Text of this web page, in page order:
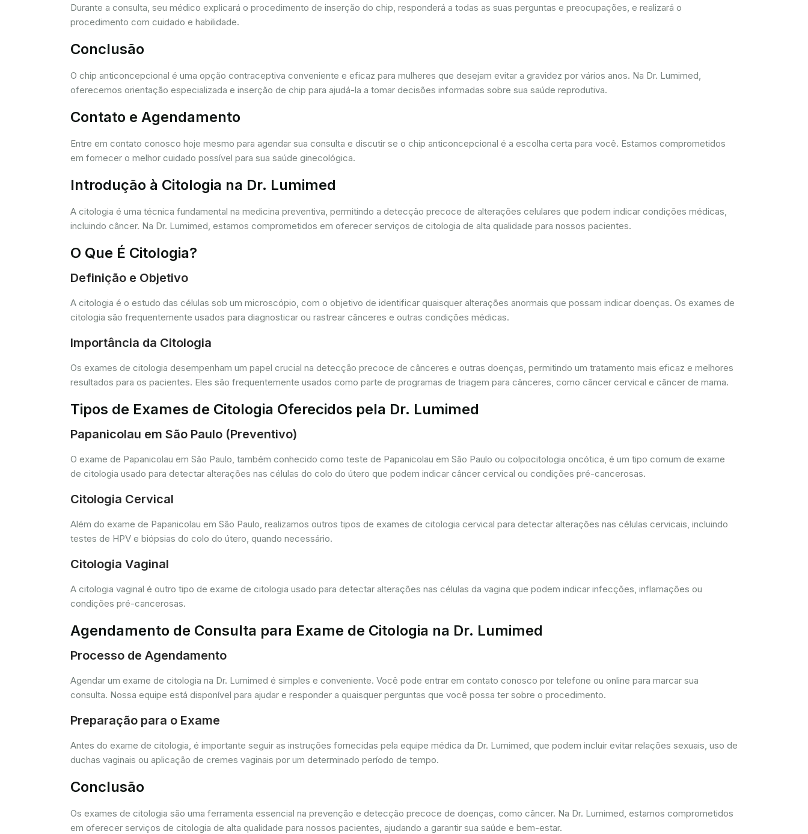
Durante a consulta, seu médico explicará o procedimento de inserção do chip, responderá a todas as suas perguntas e preocupações, e realizará o
procedimento com cuidado e habilidade.
Conclusão
O chip anticoncepcional é uma opção contraceptiva conveniente e eficaz para mulheres que desejam evitar a gravidez por vários anos. Na Dr. Lumimed,
oferecemos orientação especializada e inserção de chip para ajudá-la a tomar decisões informadas sobre sua saúde reprodutiva.
Contato e Agendamento
Entre em contato conosco hoje mesmo para agendar sua consulta e discutir se o chip anticoncepcional é a escolha certa para você. Estamos comprometidos
em fornecer o melhor cuidado possível para sua saúde ginecológica.
Introdução à Citologia na Dr. Lumimed
A citologia é uma técnica fundamental na medicina preventiva, permitindo a detecção precoce de alterações celulares que podem indicar condições médicas,
incluindo câncer. Na Dr. Lumimed, estamos comprometidos em oferecer serviços de citologia de alta qualidade para nossos pacientes.
O Que É Citologia?
Definição e Objetivo
A citologia é o estudo das células sob um microscópio, com o objetivo de identificar quaisquer alterações anormais que possam indicar doenças. Os exames de
citologia são frequentemente usados para diagnosticar ou rastrear cânceres e outras condições médicas.
Importância da Citologia
Os exames de citologia desempenham um papel crucial na detecção precoce de cânceres e outras doenças, permitindo um tratamento mais eficaz e melhores
resultados para os pacientes. Eles são frequentemente usados como parte de programas de triagem para cânceres, como câncer cervical e câncer de mama.
Tipos de Exames de Citologia Oferecidos pela Dr. Lumimed
Papanicolau em São Paulo (Preventivo)
O exame de Papanicolau em São Paulo, também conhecido como teste de Papanicolau em São Paulo ou colpocitologia oncótica, é um tipo comum de exame
de citologia usado para detectar alterações nas células do colo do útero que podem indicar câncer cervical ou condições pré-cancerosas.
Citologia Cervical
Além do exame de Papanicolau em São Paulo, realizamos outros tipos de exames de citologia cervical para detectar alterações nas células cervicais, incluindo
testes de HPV e biópsias do colo do útero, quando necessário.
Citologia Vaginal
A citologia vaginal é outro tipo de exame de citologia usado para detectar alterações nas células da vagina que podem indicar infecções, inflamações ou
condições pré-cancerosas.
Agendamento de Consulta para Exame de Citologia na Dr. Lumimed
Processo de Agendamento
Agendar um exame de citologia na Dr. Lumimed é simples e conveniente. Você pode entrar em contato conosco por telefone ou online para marcar sua
consulta. Nossa equipe está disponível para ajudar e responder a quaisquer perguntas que você possa ter sobre o procedimento.
Preparação para o Exame
Antes do exame de citologia, é importante seguir as instruções fornecidas pela equipe médica da Dr. Lumimed, que podem incluir evitar relações sexuais, uso de
duchas vaginais ou aplicação de cremes vaginais por um determinado período de tempo.
Conclusão
Os exames de citologia são uma ferramenta essencial na prevenção e detecção precoce de doenças, como câncer. Na Dr. Lumimed, estamos comprometidos
em oferecer serviços de citologia de alta qualidade para nossos pacientes, ajudando a garantir sua saúde e bem-estar.